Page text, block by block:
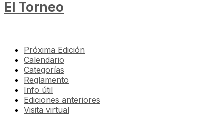
El Torneo
Próxima Edición
Calendario
Categorías
Reglamento
Info útil
Ediciones anteriores
Visita virtual